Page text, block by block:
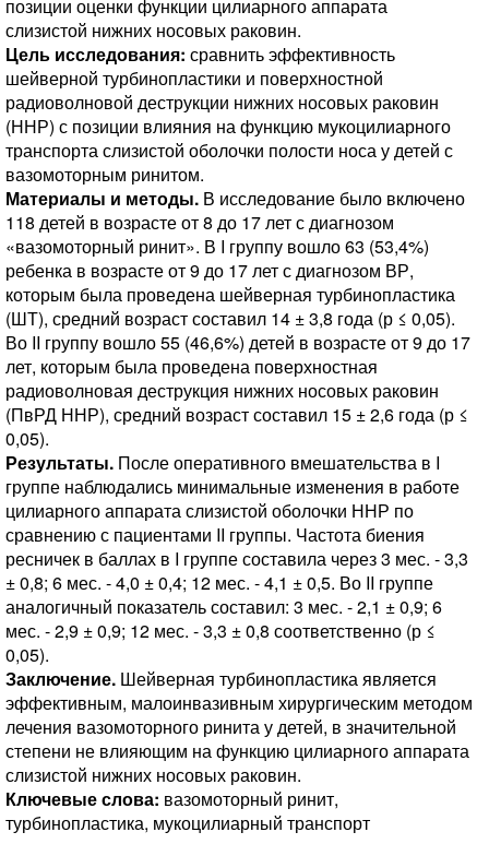
позиции оценки функции цилиарного аппарата
слизистой нижних носовых раковин.
Цель исследования: сравнить эффективность
шейверной турбинопластики и поверхностной
радиоволновой деструкции нижних носовых раковин
(ННР) с позиции влияния на функцию мукоцилиарного
транспорта слизистой оболочки полости носа у детей с
вазомоторным ринитом.
Материалы и методы. В исследование было включено
118 детей в возрасте от 8 до 17 лет с диагнозом
«вазомоторный ринит». В I группу вошло 63 (53,4%)
ребенка в возрасте от 9 до 17 лет с диагнозом ВР,
которым была проведена шейверная турбинопластика
(ШТ), средний возраст составил 14 ± 3,8 года (р ≤ 0,05).
Во II группу вошло 55 (46,6%) детей в возрасте от 9 до 17
лет, которым была проведена поверхностная
радиоволновая деструкция нижних носовых раковин
(ПвРД ННР), средний возраст составил 15 ± 2,6 года (р ≤
0,05).
Результаты. После оперативного вмешательства в I
группе наблюдались минимальные изменения в работе
цилиарного аппарата слизистой оболочки ННР по
сравнению с пациентами II группы. Частота биения
ресничек в баллах в I группе составила через 3 мес. - 3,3
± 0,8; 6 мес. - 4,0 ± 0,4; 12 мес. - 4,1 ± 0,5. Во II группе
аналогичный показатель составил: 3 мес. - 2,1 ± 0,9; 6
мес. - 2,9 ± 0,9; 12 мес. - 3,3 ± 0,8 соответственно (р ≤
0,05).
Заключение. Шейверная турбинопластика является
эффективным, малоинвазивным хирургическим методом
лечения вазомоторного ринита у детей, в значительной
степени не влияющим на функцию цилиарного аппарата
слизистой нижних носовых раковин.
Ключевые слова: вазомоторный ринит,
турбинопластика, мукоцилиарный транспорт